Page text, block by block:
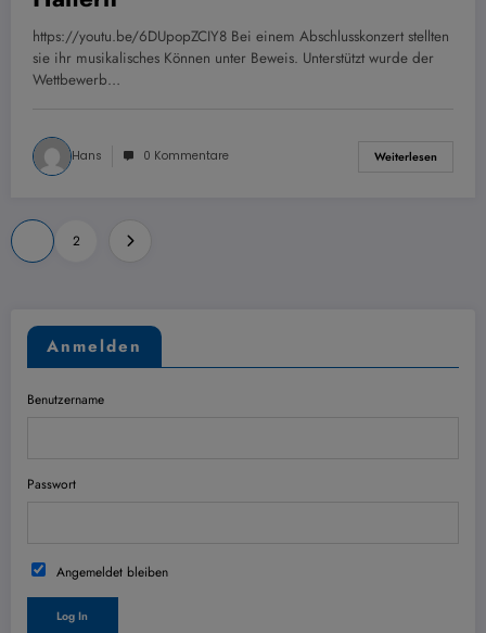
https://youtu.be/6DUpopZCIY8 Bei einem Abschlusskonzert stellten
sie ihr musikalisches Können unter Beweis. Unterstützt wurde der
Wettbewerb…
Hans 0 Kommentare Weiterlesen
Seitennummerierung
der
2
Anmelden
Benutzername
Passwort
Angemeldet bleiben